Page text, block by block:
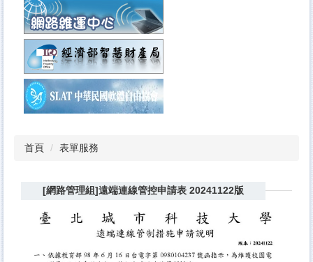
首頁 表單服務
[網路管理組]遠端連線管控申請表 20241122版